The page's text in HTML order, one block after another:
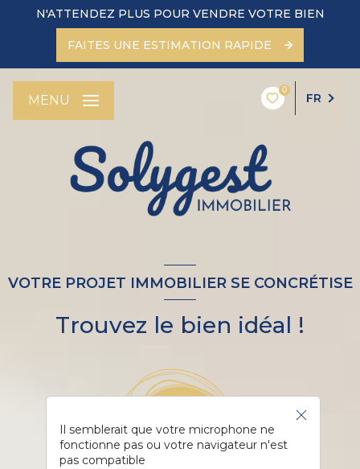
N'ATTENDEZ PLUS POUR VENDRE VOTRE BIEN
FAITES UNE ESTIMATION RAPIDE
0
FR
MENU
VOTRE PROJET IMMOBILIER SE CONCRÉTISE
Trouvez le bien idéal !
Il semblerait que votre microphone ne
fonctionne pas ou votre navigateur n'est
pas compatible